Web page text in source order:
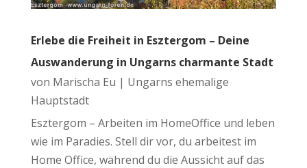
Erlebe die Freiheit in Esztergom – Deine
Auswanderung in Ungarns charmante Stadt
von Marischa Eu | Ungarns ehemalige
Hauptstadt
Esztergom – Arbeiten im HomeOffice und leben
wie im Paradies. Stell dir vor, du arbeitest im
Home Office, während du die Aussicht auf das